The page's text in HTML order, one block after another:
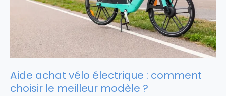
Aide achat vélo électrique : comment
choisir le meilleur modèle ?